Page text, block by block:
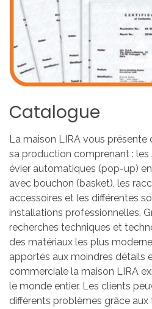
Catalogue
La maison LIRA vous
sa production comprenant : les
évier automatiques (pop-up)
avec bouchon (basket), les
accessoires et les différentes
installations professionnelles.
recherches techniques et
des matériaux les plus
apportés aux moindres détails
commerciale la maison LIRA
le monde entier. Les clients
différents problèmes grâce